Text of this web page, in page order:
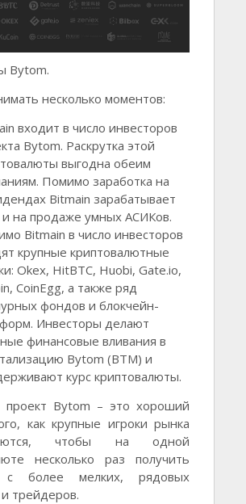
Bytom.
несколько моментов:
входит в число инвесторов
Bytom. Раскрутка этой
выгодна обеим
Помимо заработка на
Bitmain зарабатывает
на продаже умных АСИКов.
Bitmain в число инвесторов
крупные криптовалютные
Okex, HitBTC, Huobi, Gate.io,
CoinEgg, а также ряд
фондов и блокчейн-
Инвесторы делают
финансовые вливания в
Bytom (BTM) и
курс криптовалюты.
Bytom – это хороший
как крупные игроки рынка
чтобы на одной
несколько раз получить
с более мелких, рядовых
трейдеров.